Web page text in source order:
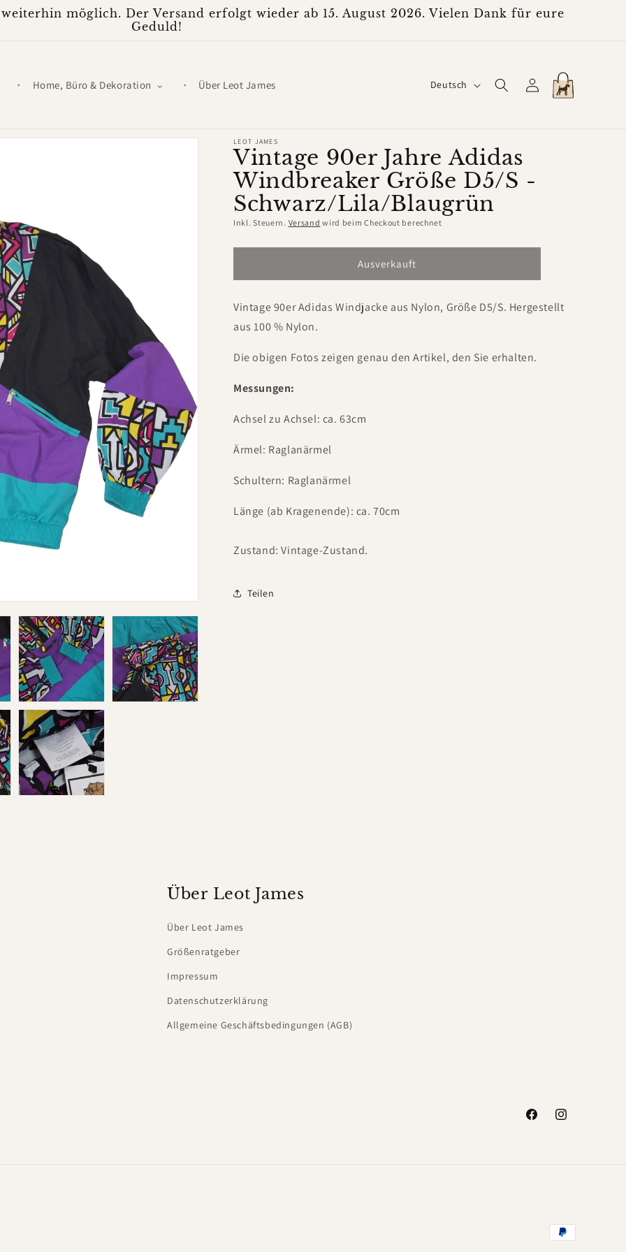
möglich. Der Versand erfolgt wieder ab 15. August 2026. Vielen Dank für eure
Geduld!
Home, Büro & Dekoration Über Leot James
S
a
c
h
e
Deutsch EinloggenWarenkorb
LEOT JAMES
Vintage 90er Jahre Adidas
Windbreaker Größe D5/S -
Schwarz/Lila/Blaugrün
Inkl. Steuern. Versand wird beim Checkout berechnet
Ausverkauft
Vintage 90er Adidas Windjacke aus Nylon, Größe D5/S. Hergestellt
aus 100 % Nylon.
Die obigen Fotos zeigen genau den Artikel, den Sie erhalten.
Messungen:
Achsel zu Achsel: ca. 63cm
Ärmel: Raglanärmel
Schultern: Raglanärmel
Länge (ab Kragenende): ca. 70cm
Zustand: Vintage-Zustand.
Teilen
Über Leot James
Über Leot James
Größenratgeber
Impressum
Datenschutzerklärung
Allgemeine Geschäftsbedingungen (AGB)
FacebookInstagram